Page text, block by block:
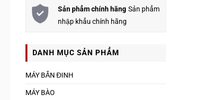
Sản phẩm chính hãng Sản phẩm
nhập khẩu chính hãng
DANH MỤC SẢN PHẨM
MÁY BẮN ĐINH
MÁY BÀO